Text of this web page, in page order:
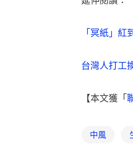
「冥紙」
台灣人打工
【本文獲「
中風